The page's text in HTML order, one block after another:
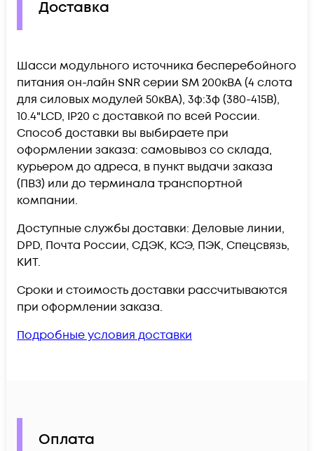
Доставка
Шасси модульного источника бесперебойного
питания он-лайн SNR серии SM 200кВА (4 слота
для силовых модулей 50кВА), 3ф:3ф (380-415В),
10.4"LCD, IP20 c доставкой по всей России.
Способ доставки вы выбираете при
оформлении заказа: самовывоз со склада,
курьером до адреса, в пункт выдачи заказа
(ПВЗ) или до терминала транспортной
компании.
Доступные службы доставки: Деловые линии,
DPD, Почта России, СДЭК, КСЭ, ПЭК, Спецсвязь,
КИТ.
Сроки и стоимость доставки рассчитываются
при оформлении заказа.
Подробные условия доставки
Оплата